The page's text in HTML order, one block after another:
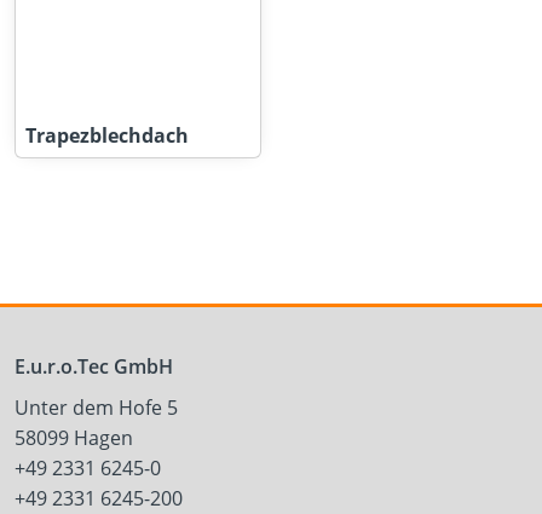
Trapezblechdach
E.u.r.o.Tec GmbH
Unter dem Hofe 5
58099 Hagen
+49 2331 6245-0
+49 2331 6245-200